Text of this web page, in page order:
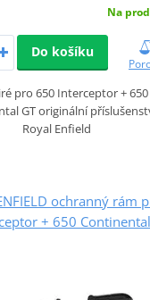
Na
Do košíku
pro 650 Interceptor + 650
GT originální
Royal Enfield
ochranný rám
+ 650